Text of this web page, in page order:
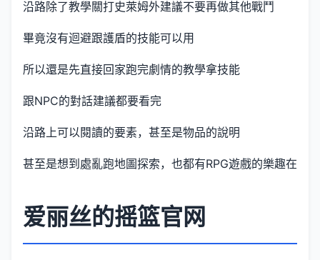
沿路除了教學關打史萊姆外建議不要再做其他戰鬥
畢竟沒有迴避跟護盾的技能可以用
所以還是先直接回家跑完劇情的教學拿技能
跟NPC的對話建議都要看完
沿路上可以閱讀的要素，甚至是物品的說明
甚至是想到處亂跑地圖探索，也都有RPG遊戲的樂趣在
爱丽丝的摇篮官网